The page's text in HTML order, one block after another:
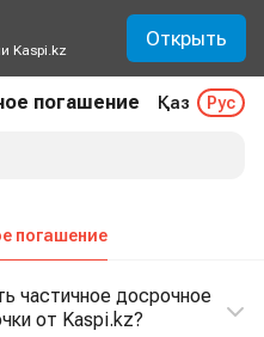
Kaspi.kz Открыть
погашение Қаз Рус
погашение
частичное досрочное
от Kaspi.kz?